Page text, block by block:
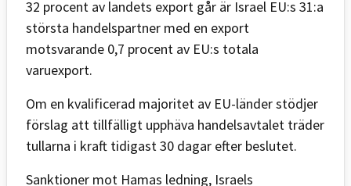
32 procent av landets export går är Israel EU:s 31:a
största handelspartner med en export
motsvarande 0,7 procent av EU:s totala
varuexport.
Om en kvalificerad majoritet av EU-länder stödjer
förslag att tillfälligt upphäva handelsavtalet träder
tullarna i kraft tidigast 30 dagar efter beslutet.
Sanktioner mot Hamas ledning, Israels